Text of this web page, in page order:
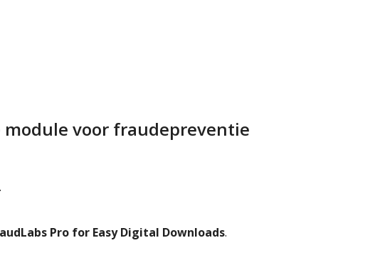
voor fraudepreventie
.
Pro for Easy Digital Downloads.